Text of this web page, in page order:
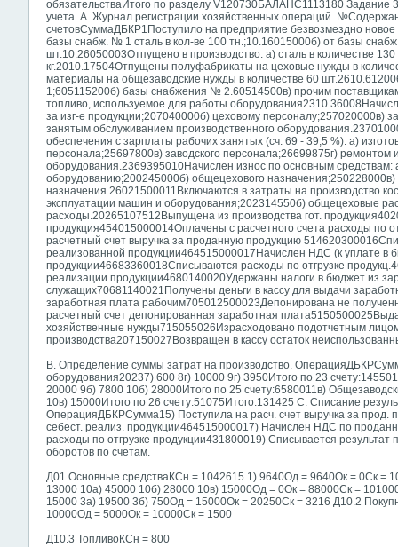
обязательстваИтого по разделу V120730БАЛАНС1113180 Задание
учета. A. Журнал регистрации хозяйственных операций.
счетовСуммаДБКР1Поступило на предприятие безвозмездно
базы снабж. № 1 сталь в кол-ве 100 тн.;10.16015000б) от базы
шт.10.26050003Отпущено в производство: а) сталь в количестве
кг.2010.17504Отпущены полуфабрикаты на цеховые нужды в
материалы на общезаводские нужды в количестве 60
1;605115200б) базы снабжения № 2.60514500в) прочим
топливо, используемое для работы
за изг-е продукции;207040000б) цеховому персоналу;257020000в)
занятым обслуживанием производственного
обеспечения с зарплаты рабочих занятых (сч. 69 - 39,5 %): а)
персонала;25697800в) заводского персонала;26699875г) ремонтом
оборудования.2369395010Начислен износ по основным средствам:
оборудованию;200245000б) общецехового назначения;250228000в)
назначения.26021500011Включаются в затраты на производство
эксплуатации машин и оборудования;202314550б) общецеховые
расходы.20265107512Выпущена из производства гот.
продукция454015000014Оплачены с расчетного счета расходы по
расчетный счет выручка за проданную продукцию
реализованной продукции464515000017Начислен НДС (к уплате в
продукции46683360018Списываются расходы по отгрузке
реализации продукции4680140020Удержаны налоги в бюджет из
служащих70681140021Получены деньги в кассу для выдачи
заработная плата рабочим705012500023Депонирована не
расчетный счет депонированная заработная
хозяйственные нужды715055026Израсходовано подотчетным
производства207150027Возвращен в кассу остаток
B. Определение суммы затрат на производство.
оборудования20237) 600 8г) 10000 9г) 3950Итого по 23
20000 9б) 7800 10б) 28000Итого по 25 счету:6580011в)
10в) 15000Итого по 26 счету:51075Итого:131425 C. Списание
ОперацияДБКРСумма15) Поступила на расч. счет выручка за прод.
себест. реализ. продукции464515000017) Начислен НДС по
расходы по отгрузке продукции431800019) Списывается
оборотов по счетам.
Д01 Основные средстваКСн = 1042615 1) 9640Од = 9640Ок = 0Ск =
13000 10а) 45000 10б) 28000 10в) 15000Од = 0Ок = 88000Ск =
15000 3а) 19500 3б) 750Од = 15000Ок = 20250Ск = 3216 Д10.2
10000Од = 5000Ок = 10000Ск = 1500
Д10.3 ТопливоКСн = 800